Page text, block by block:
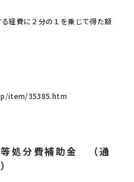
経費に２分の１を乗じて得た額
item/35385.htm
処分費補助金 （通